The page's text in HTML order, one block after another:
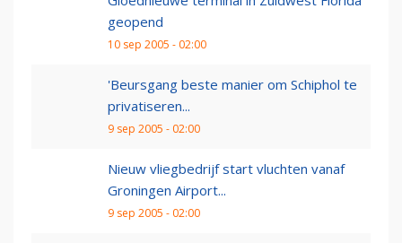
geopend
10 sep 2005 - 02:00
'Beursgang beste manier om Schiphol te
privatiseren...
9 sep 2005 - 02:00
Nieuw vliegbedrijf start vluchten vanaf
Groningen Airport...
9 sep 2005 - 02:00